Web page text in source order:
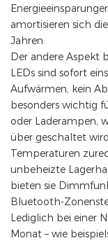
amortisieren sich
Jahren.
Der andere Aspekt
LEDs sind sofort
Aufwärmen, kein
besonders wichtig
oder Laderampen,
über geschaltet
Temperaturen
unbeheizte
bieten sie
Bluetooth-
Lediglich bei einer
Monat – wie